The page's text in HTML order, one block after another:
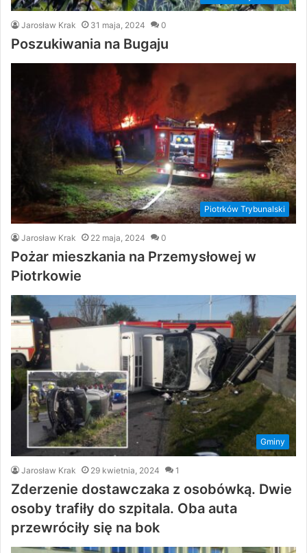
Jarosław Krak 31 maja, 2024 0
Poszukiwania na Bugaju
Piotrków Trybunalski
Jarosław Krak 22 maja, 2024 0
Pożar mieszkania na Przemysłowej w
Piotrkowie
Gminy
Jarosław Krak 29 kwietnia, 2024 1
Zderzenie dostawczaka z osobówką. Dwie
osoby trafiły do szpitala. Oba auta
przewróciły się na bok